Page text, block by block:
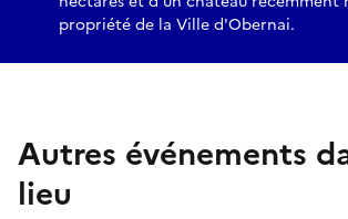
propriété de la Ville d'Obernai.
Autres événements
lieu